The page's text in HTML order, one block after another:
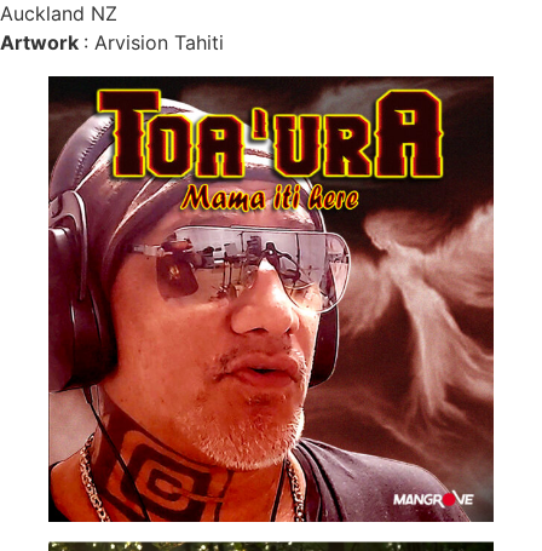
Auckland NZ
Artwork : Arvision Tahiti